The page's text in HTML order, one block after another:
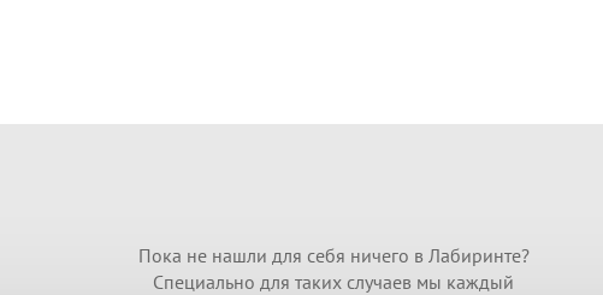
Пока не нашли для себя ничего в Лабиринте?
Специально для таких случаев мы каждый